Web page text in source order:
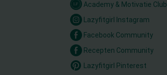
Academy & Motivatie Club
Lazyfitgirl Instagram
Facebook Community
Recepten Community
Lazyfitgirl Pinterest